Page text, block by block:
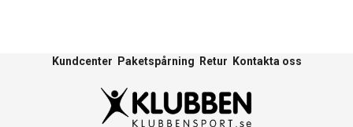
Kundcenter Paketspårning Retur Kontakta oss